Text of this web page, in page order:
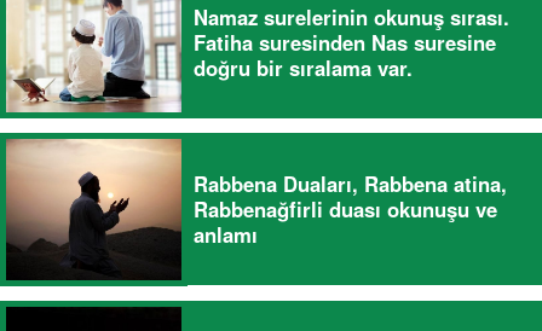
Namaz surelerinin okunuş sırası.
Fatiha suresinden Nas suresine
doğru bir sıralama var.
Rabbena Duaları, Rabbena atina,
Rabbenağfirli duası okunuşu ve
anlamı